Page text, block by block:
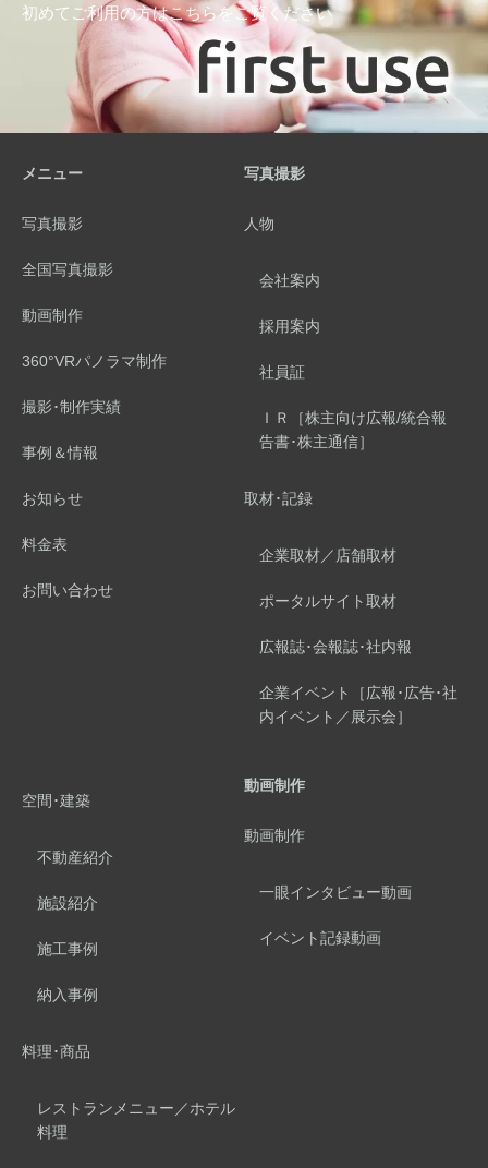
初めてご利用の方はこちらをご覧ください
メニュー
写真撮影
全国写真撮影
動画制作
360°VRパノラマ制作
撮影･制作実績
事例＆情報
お知らせ
料金表
お問い合わせ
写真撮影
人物
会社案内
採用案内
社員証
ＩＲ［株主向け広報/統合報
告書･株主通信］
取材･記録
企業取材／店舗取材
ポータルサイト取材
広報誌･会報誌･社内報
企業イベント［広報･広告･社
内イベント／展示会］
空間･建築
不動産紹介
施設紹介
施工事例
納入事例
料理･商品
レストランメニュー／ホテル
料理
動画制作
動画制作
一眼インタビュー動画
イベント記録動画